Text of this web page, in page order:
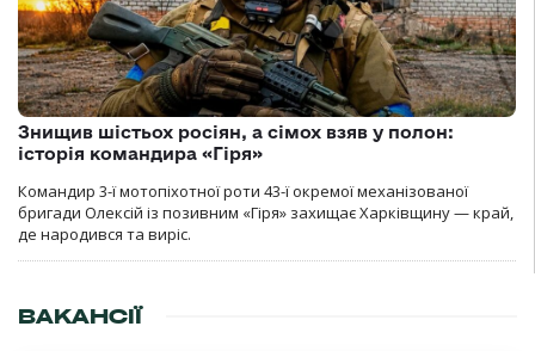
Знищив шістьох росіян, а сімох взяв у полон:
історія командира «Гіря»
Командир 3-ї мотопіхотної роти 43-ї окремої механізованої
бригади Олексій із позивним «Гіря» захищає Харківщину — край,
де народився та виріс.
ВАКАНСІЇ